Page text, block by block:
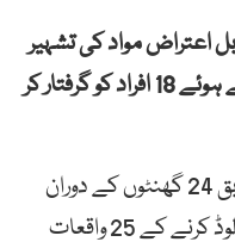
اعتراض مواد کی تشہیر
کرنیوالوں کیخلاف کریک ڈائون کرتے ہوئے 18 افراد کو گرفتار کر
پنجاب پولیس کے ترجمان کے مطابق 24 گھنٹوں کے دوران
قابل اعتراض و نفرت انگیز مواد اپ لوڈ کرنے کے 25 واقعات